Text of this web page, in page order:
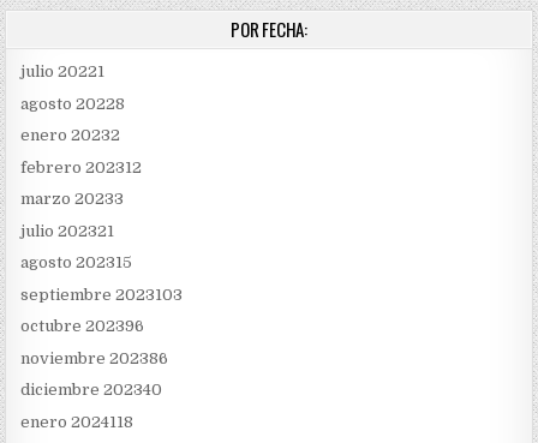
POR FECHA:
julio 20221
agosto 20228
enero 20232
febrero 202312
marzo 20233
julio 202321
agosto 202315
septiembre 2023103
octubre 202396
noviembre 202386
diciembre 202340
enero 2024118